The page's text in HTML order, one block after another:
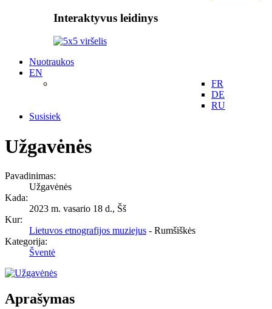
Interaktyvus leidinys
Nuotraukos
EN
FR
DE
RU
Susisiek
Užgavėnės
Pavadinimas:
Užgavėnės
Kada:
2023 m. vasario 18 d., Šš
Kur:
Lietuvos etnografijos muziejus - Rumšiškės
Kategorija:
Šventė
Aprašymas